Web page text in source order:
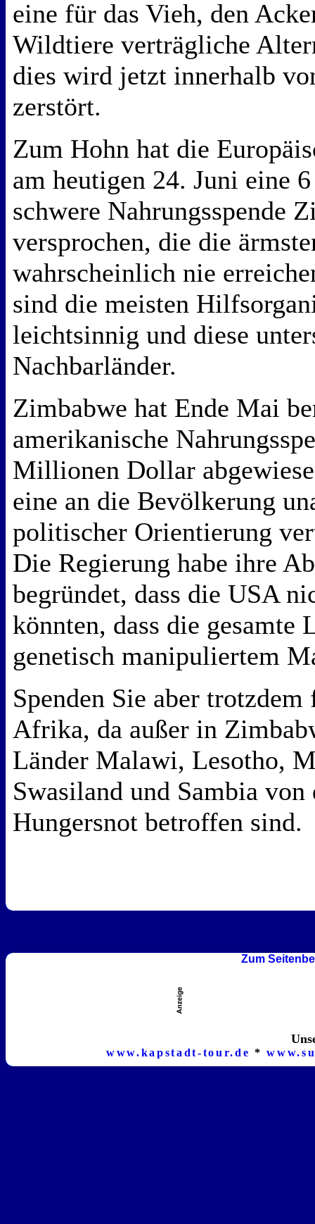
eine für das Vieh, den
Wildtiere verträgliche
dies wird jetzt innerhalb
zerstört.
Zum Hohn hat die
am heutigen 24. Juni eine
schwere Nahrungsspende
versprochen, die die
wahrscheinlich nie
sind die meisten
leichtsinnig und diese
Nachbarländer.
Zimbabwe hat Ende Mai
amerikanische
Millionen Dollar
eine an die Bevölkerung
politischer Orientierung
Die Regierung habe ihre
begründet, dass die USA
könnten, dass die gesamte
genetisch manipuliertem
Spenden Sie aber
Afrika, da außer in
Länder Malawi, Lesotho,
Swasiland und Sambia
Hungersnot betroffen sind.
Zum
www.kapstadt-tour.de *